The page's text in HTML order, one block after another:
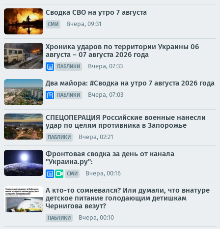
Сводка СВО на утро 7 августа
СМИ Вчера, 09:31
Хроника ударов по территории Украины 06
августа – 07 августа 2026 года
ПАБЛИКИ Вчера, 07:33
Два майора: #Сводка на утро 7 августа 2026 года
ПАБЛИКИ Вчера, 07:03
СПЕЦОПЕРАЦИЯ Российские военные нанесли
удар по целям противника в Запорожье
ПАБЛИКИ Вчера, 02:21
Фронтовая сводка за день от канала
"Украина.ру":
СМИ Вчера, 00:16
А кто-то сомневался? Или думали, что внатуре
детское питание голодающим детишкам
Чернигова везут?
ПАБЛИКИ Вчера, 00:10